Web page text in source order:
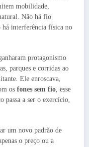
mobilidade,
Não há fio
há interferência física no
protagonismo
parques e corridas ao
Ele enroscava,
os fones sem fio , esse
passa a ser o exercício,
um novo padrão de
o preço ou a